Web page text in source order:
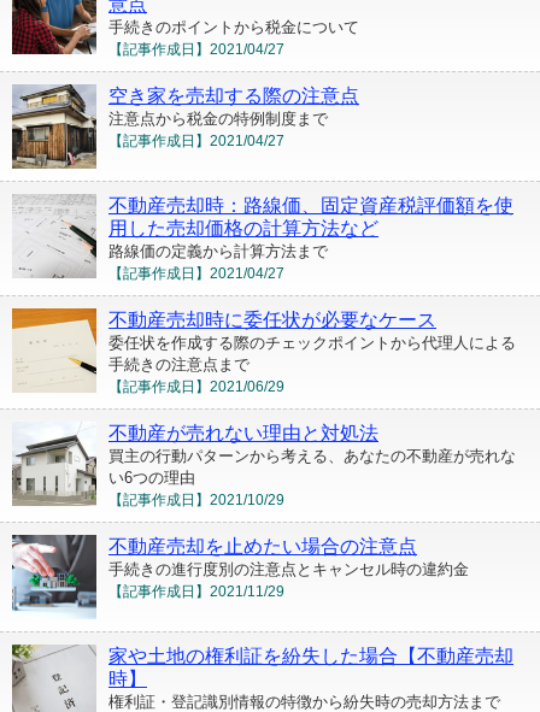
手続きのポイントから税金について
【記事作成日】 2021/04/27
空き家を売却する際の注意点
注意点から税金の特例制度まで
【記事作成日】 2021/04/27
不動産売却時：路線価、固定資産税評価額を使
用した売却価格の計算方法など
路線価の定義から計算方法まで
【記事作成日】 2021/04/27
不動産売却時に委任状が必要なケース
委任状を作成する際のチェックポイントから代理人による
手続きの注意点まで
【記事作成日】 2021/06/29
不動産が売れない理由と対処法
買主の行動パターンから考える、あなたの不動産が売れな
い6つの理由
【記事作成日】 2021/10/29
不動産売却を止めたい場合の注意点
手続きの進行度別の注意点とキャンセル時の違約金
【記事作成日】 2021/11/29
家や土地の権利証を紛失した場合【不動産売却
時】
権利証・登記識別情報の特徴から紛失時の売却方法まで